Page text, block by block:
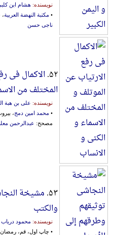
نویسنده: هشام ابن
• مکتبة النهضة العربیة،
ناجی حسن
۵۲. الاکمال فی
المختلف من
نویسنده: علی بن هبة
• محمد امین دمج، بیروت، ۲ش.، 7
مصحح: عبدالرحمن
۵۳. مشیخة
والکتب
نویسنده: محمود
• چاپ اول، قم، رمضان ۱۴۱۳ق.